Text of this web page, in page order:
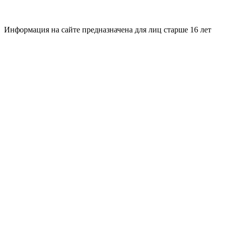
Информация на сайте предназначена для лиц старше 16 лет